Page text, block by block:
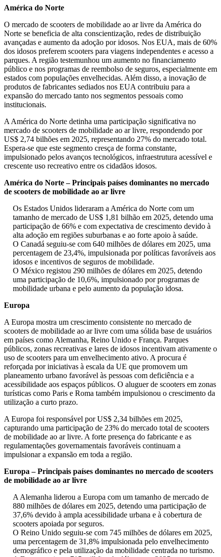
América do Norte
O mercado de scooters de mobilidade ao ar livre da América do
Norte se beneficia de alta conscientização, redes de distribuição
avançadas e aumento da adoção por idosos. Nos EUA, mais de 60%
dos idosos preferem scooters para viagens independentes e acesso a
parques. A região testemunhou um aumento no financiamento
público e nos programas de reembolso de seguros, especialmente em
estados com populações envelhecidas. Além disso, a inovação de
produtos de fabricantes sediados nos EUA contribuiu para a
expansão do mercado tanto nos segmentos pessoais como
institucionais.
A América do Norte detinha uma participação significativa no
mercado de scooters de mobilidade ao ar livre, respondendo por
US$ 2,74 bilhões em 2025, representando 27% do mercado total.
Espera-se que este segmento cresça de forma constante,
impulsionado pelos avanços tecnológicos, infraestrutura acessível e
crescente uso recreativo entre os cidadãos idosos.
América do Norte – Principais países dominantes no mercado
de scooters de mobilidade ao ar livre
Os Estados Unidos lideraram a América do Norte com um
tamanho de mercado de US$ 1,81 bilhão em 2025, detendo uma
participação de 66% e com expectativa de crescimento devido à
alta adoção em regiões suburbanas e ao forte apoio à saúde.
O Canadá seguiu-se com 640 milhões de dólares em 2025, uma
percentagem de 23,4%, impulsionada por políticas favoráveis ​​aos
idosos e incentivos de seguros de mobilidade.
O México registou 290 milhões de dólares em 2025, detendo
uma participação de 10,6%, impulsionado por programas de
mobilidade urbana e pelo aumento da população idosa.
Europa
A Europa mostra um crescimento consistente no mercado de
scooters de mobilidade ao ar livre com uma sólida base de usuários
em países como Alemanha, Reino Unido e França. Parques
públicos, zonas recreativas e lares de idosos incentivam ativamente o
uso de scooters para um envelhecimento ativo. A procura é
reforçada por iniciativas à escala da UE que promovem um
planeamento urbano favorável às pessoas com deficiência e a
acessibilidade aos espaços públicos. O aluguer de scooters em zonas
turísticas como Paris e Roma também impulsionou o crescimento da
utilização a curto prazo.
A Europa foi responsável por US$ 2,34 bilhões em 2025,
capturando uma participação de 23% do mercado total de scooters
de mobilidade ao ar livre. A forte presença do fabricante e as
regulamentações governamentais favoráveis ​​continuam a
impulsionar a expansão em toda a região.
Europa – Principais países dominantes no mercado de scooters
de mobilidade ao ar livre
A Alemanha liderou a Europa com um tamanho de mercado de
880 milhões de dólares em 2025, detendo uma participação de
37,6% devido à ampla acessibilidade urbana e à cobertura de
scooters apoiada por seguros.
O Reino Unido seguiu-se com 745 milhões de dólares em 2025,
uma percentagem de 31,8% impulsionada pelo envelhecimento
demográfico e pela utilização da mobilidade centrada no turismo.